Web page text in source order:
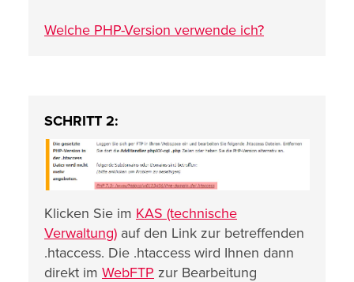
Welche PHP-Version verwende ich?
SCHRITT 2:
Klicken Sie im KAS (technische
Verwaltung) auf den Link zur betreffenden
.htaccess. Die .htaccess wird Ihnen dann
direkt im WebFTP zur Bearbeitung